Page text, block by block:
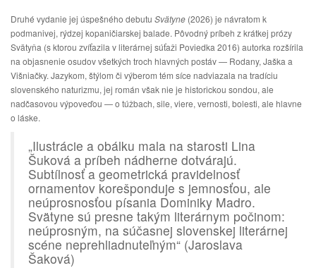
Druhé vydanie jej úspešného debutu Svätyne (2026) je návratom k
podmanivej, rýdzej kopaničiarskej balade. Pôvodný príbeh z krátkej prózy
Svätyňa (s ktorou zvíťazila v literárnej súťaži Poviedka 2016) autorka rozšírila
na objasnenie osudov všetkých troch hlavných postáv — Rodany, Jaška a
Višniačky. Jazykom, štýlom či výberom tém síce nadviazala na tradíciu
slovenského naturizmu, jej román však nie je historickou sondou, ale
nadčasovou výpoveďou — o túžbach, sile, viere, vernosti, bolesti, ale hlavne
o láske.
„Ilustrácie a obálku mala na starosti Lina
Šuková a príbeh nádherne dotvárajú.
Subtílnosť a geometrická pravidelnosť
ornamentov korešponduje s jemnosťou, ale
neúprosnosťou písania Dominiky Madro.
Svätyne sú presne takým literárnym počinom:
neúprosným, na súčasnej slovenskej literárnej
scéne neprehliadnuteľným“ (Jaroslava
Šaková)